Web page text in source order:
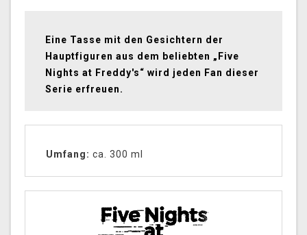
Eine Tasse mit den Gesichtern der
Hauptfiguren aus dem beliebten „Five
Nights at Freddy's“ wird jeden Fan dieser
Serie erfreuen.
Umfang: ca. 300 ml